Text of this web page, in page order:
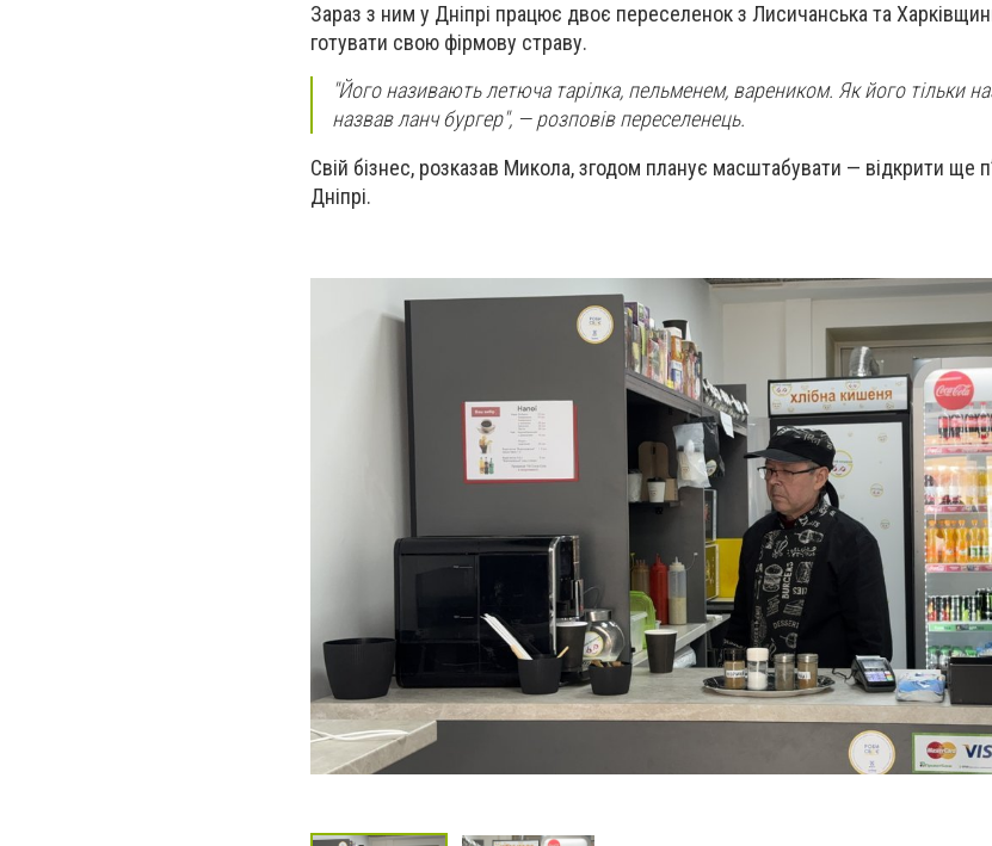
Зараз з ним у Дніпрі працює двоє переселенок з Лисичанська та
готувати свою фірмову страву.
"Його називають летюча тарілка, пельменем, вареником. Як його тільки
назвав ланч бургер", — розповів переселенець.
Свій бізнес, розказав Микола, згодом планує масштабувати — відкрити ще
Дніпрі.